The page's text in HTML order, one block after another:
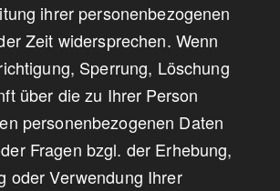
ihrer personenbezogenen
Zeit widersprechen. Wenn
Sperrung, Löschung
über die zu Ihrer Person
personenbezogenen Daten
Fragen bzgl. der Erhebung,
oder Verwendung Ihrer